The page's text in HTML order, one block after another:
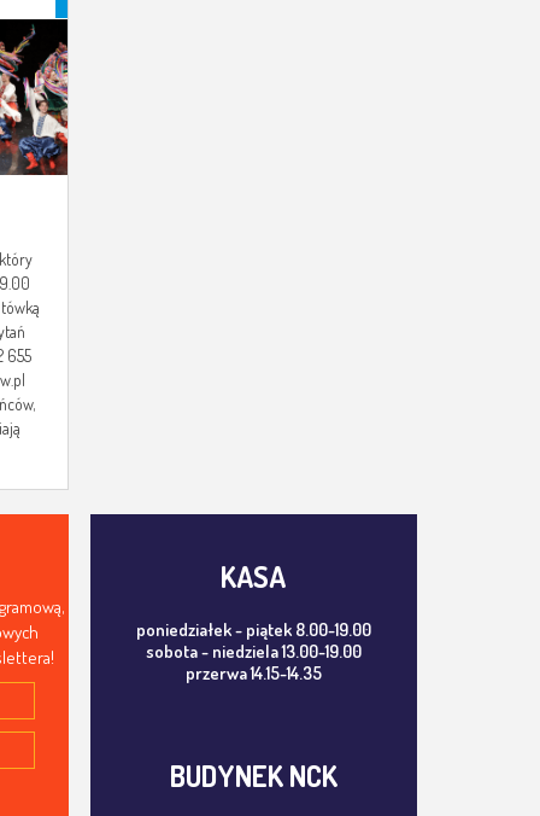
który
655
KASA
poniedziałek - piątek 8.00-19.00
sobota - niedziela 13.00-19.00
przerwa 14.15-14.35
BUDYNEK NCK